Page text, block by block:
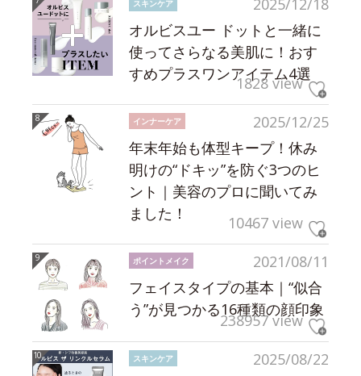
2025/12/18
スキンケア
オルビスユー ドットと一緒に
使ってさらなる美肌に！おす
すめプラスワンアイテム4選
1828 view
2025/12/25
インナーケア
年末年始も体型キープ！休み
明けの“ドキッ”を防ぐ3つのヒ
ント｜美容のプロに聞いてみ
ました！
10467 view
2021/08/11
ポイントメイク
フェイスタイプの基本｜“似合
う”が見つかる16種類の顔印象
238957 view
2025/08/22
スキンケア